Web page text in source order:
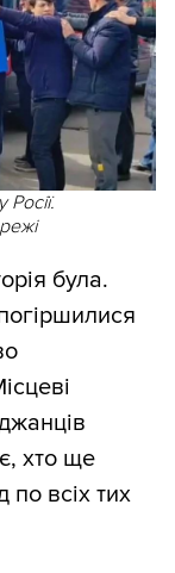
Росії.
була.
хто ще
всіх тих